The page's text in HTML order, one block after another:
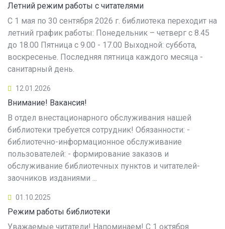
Летний режим работы с читателями
С 1 мая по 30 сентября 2026 г. библиотека переходит на
летний график работы: Понедельник – четверг с 8.45
до 18.00 Пятница с 9.00 - 17.00 Выходной: суббота,
воскресенье. Последняя пятница каждого месяца -
санитарный день.
12.01.2026
Внимание! Вакансия!
В отдел внестационарного обслуживания нашей
библиотеки требуется сотрудник! Обязанности: -
библиотечно-информационное обслуживание
пользователей: - формирование заказов и
обслуживание библиотечных пунктов и читателей-
заочников изданиями ...
01.10.2025
Режим работы библиотеки
Уважаемые читатели! Напоминаем! С 1 октября